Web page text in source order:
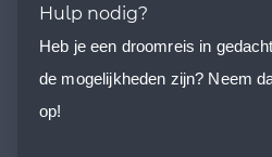
Hulp nodig?
Heb je een droomreis in
de mogelijkheden zijn? Neem
op!